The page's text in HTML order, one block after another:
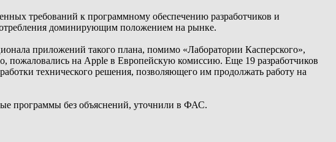
требований к программному обеспечению разработчиков и
доминирующим положением на рынке.
приложений такого плана, помимо «Лаборатории Касперского»,
пожаловались на Apple в Европейскую комиссию. Еще 19 разработчиков
технического решения, позволяющего им продолжать работу на
программы без объяснений, уточнили в ФАС.